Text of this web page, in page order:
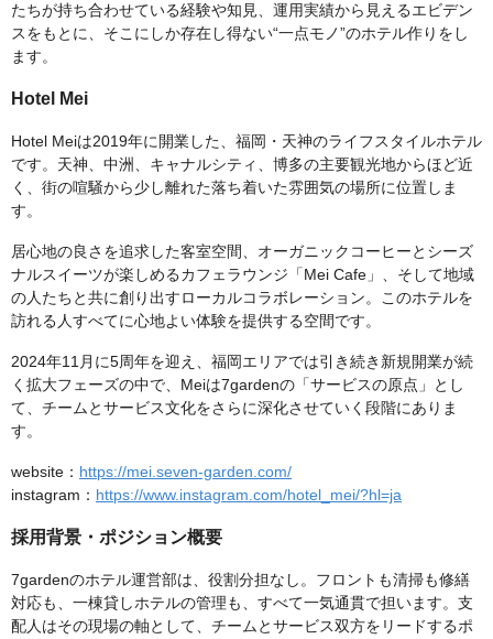
たちが持ち合わせている経験や知見、運用実績から見えるエビデン
スをもとに、そこにしか存在し得ない“一点モノ”のホテル作りをし
ます。
Hotel Mei
Hotel Meiは2019年に開業した、福岡・天神のライフスタイルホテル
です。天神、中洲、キャナルシティ、博多の主要観光地からほど近
く、街の喧騒から少し離れた落ち着いた雰囲気の場所に位置しま
す。
居心地の良さを追求した客室空間、オーガニックコーヒーとシーズ
ナルスイーツが楽しめるカフェラウンジ「Mei Cafe」、そして地域
の人たちと共に創り出すローカルコラボレーション。このホテルを
訪れる人すべてに心地よい体験を提供する空間です。
2024年11月に5周年を迎え、福岡エリアでは引き続き新規開業が続
く拡大フェーズの中で、Meiは7gardenの「サービスの原点」とし
て、チームとサービス文化をさらに深化させていく段階にありま
す。
website： https://mei.seven-garden.com/
instagram： https://www.instagram.com/hotel_mei/?hl=ja
採用背景・ポジション概要
7gardenのホテル運営部は、役割分担なし。フロントも清掃も修繕
対応も、一棟貸しホテルの管理も、すべて一気通貫で担います。支
配人はその現場の軸として、チームとサービス双方をリードするポ